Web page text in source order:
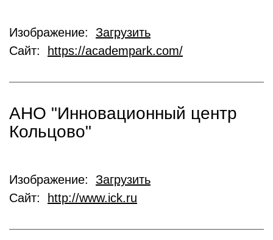
Изображение: Загрузить
Сайт:
https://academpark.com/
АНО "Инновационный центр
Кольцово"
Изображение: Загрузить
Сайт:
http://www.ick.ru